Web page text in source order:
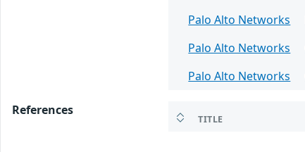
Palo Alto Networks
Palo Alto Networks
Palo Alto Networks
References
TITLE